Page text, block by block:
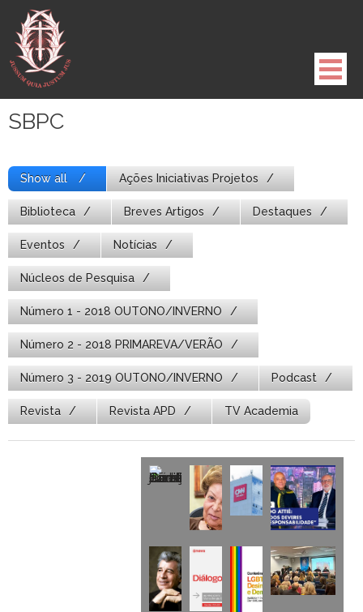
para
conteúdo
SBPC
Show all Ações Iniciativas Projetos
Biblioteca Breves Artigos Destaques
Eventos Notícias
Núcleos de Pesquisa
Número 1 - 2018 OUTONO/INVERNO
Número 2 - 2018 PRIMAREVA/VERÃO
Número 3 - 2019 OUTONO/INVERNO Podcast
Revista Revista APD TV Academia